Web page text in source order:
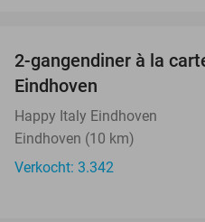
2-gangendiner à la
Eindhoven
Happy Italy Eindhoven
Eindhoven (10 km)
Verkocht: 3.342